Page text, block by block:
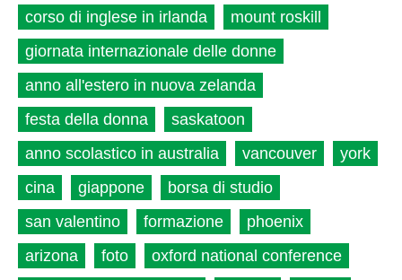
corso di inglese in irlanda
mount roskill
giornata internazionale delle donne
anno all'estero in nuova zelanda
festa della donna
saskatoon
anno scolastico in australia
vancouver
york
cina
giappone
borsa di studio
san valentino
formazione
phoenix
arizona
foto
oxford national conference